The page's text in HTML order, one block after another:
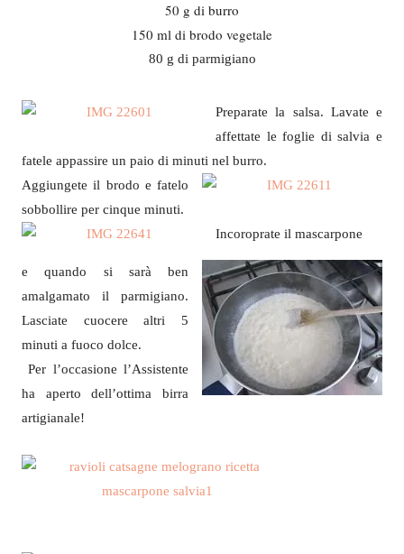
50 g di burro
150 ml di brodo vegetale
80 g di parmigiano
Preparate la salsa. Lavate e
affettate le foglie di salvia e
fatele appassire un paio di minuti nel burro.
Aggiungete il brodo e fatelo
sobbollire per cinque minuti.
Incoroprate il mascarpone
e quando si sarà ben
amalgamato il parmigiano.
Lasciate cuocere altri 5
minuti a fuoco dolce.
Per l’occasione l’Assistente
ha aperto dell’ottima birra
artigianale!